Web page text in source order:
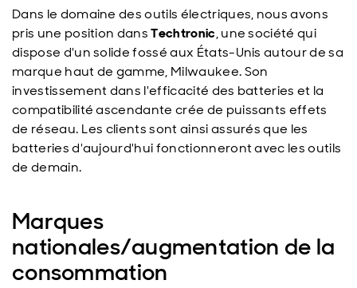
Dans le domaine des outils électriques, nous avons
pris une position dansTechtronic, une société qui
dispose d'un solide fossé aux États-Unis autour de sa
marque haut de gamme, Milwaukee. Son
investissement dans l'efficacité des batteries et la
compatibilité ascendante crée de puissants effets
de réseau. Les clients sont ainsi assurés que les
batteries d'aujourd'hui fonctionneront avec les outils
de demain.
Marques
nationales/augmentation de la
consommation